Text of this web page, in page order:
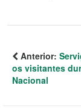
Anterior:
os visitantes
Nacional